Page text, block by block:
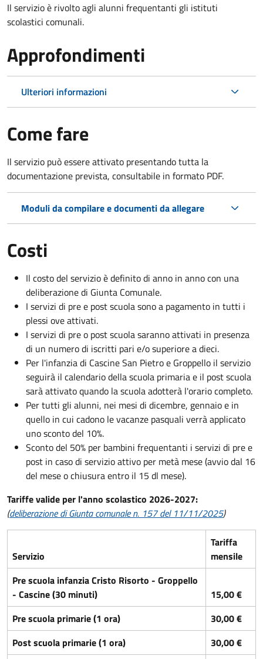
Il servizio è rivolto agli alunni frequentanti gli istituti
scolastici comunali.
Approfondimenti
Ulteriori informazioni
Come fare
Il servizio può essere attivato presentando tutta la
documentazione prevista, consultabile in formato PDF.
Moduli da compilare e documenti da allegare
Costi
Il costo del servizio è definito di anno in anno con una
deliberazione di Giunta Comunale.
I servizi di pre e post scuola sono a pagamento in tutti i
plessi ove attivati.
I servizi di pre o post scuola saranno attivati in presenza
di un numero di iscritti pari e/o superiore a dieci.
Per l'infanzia di Cascine San Pietro e Groppello il servizio
seguirà il calendario della scuola primaria e il post scuola
sarà attivato quando la scuola adotterà l'orario completo.
Per tutti gli alunni, nei mesi di dicembre, gennaio e in
quello in cui cadono le vacanze pasquali verrà applicato
uno sconto del 10%.
Sconto del 50% per bambini frequentanti i servizi di pre e
post in caso di servizio attivo per metà mese (avvio dal 16
del mese o chiusura entro il 15 dl mese).
Tariffe valide per l'anno scolastico 2026-2027:
(deliberazione di Giunta comunale n. 157 del 11/11/2025)
Servizio
Tariffa
mensile
Pre scuola infanzia Cristo Risorto - Groppello
- Cascine (30 minuti)
15,00 €
Pre scuola primarie (1 ora)
30,00 €
Post scuola primarie (1 ora)
30,00 €